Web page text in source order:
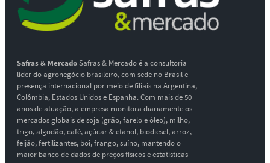
Safras & MercadoSafras & Mercado é a consultoria
líder do agronegócio brasileiro, com sede no Brasil e
presença internacional por meio de filiais na Argentina,
Colômbia, Estados Unidos e Espanha. Com mais de 50
anos de atuação, a empresa monitora diariamente os
mercados globais de soja (grão, farelo e óleo), milho,
trigo, algodão, café, açúcar & etanol, biodiesel, arroz,
feijão, fertilizantes, boi, frango, suíno, mantendo o
maior banco de dados de preços físicos e estatísticas